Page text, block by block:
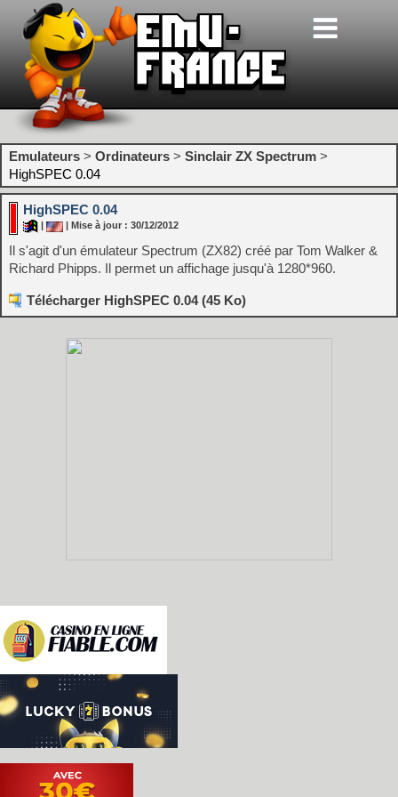
Emulateurs > Ordinateurs > Sinclair ZX Spectrum >
HighSPEC 0.04
HighSPEC 0.04
| Mise à jour : 30/12/2012
Il s'agit d'un émulateur Spectrum (ZX82) créé par Tom Walker &
Richard Phipps. Il permet un affichage jusqu'à 1280*960.
Télécharger HighSPEC 0.04 (45 Ko)